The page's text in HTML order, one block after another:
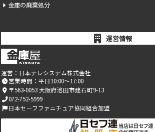
運営情報
運営： 日本テレシステム株式会社
営業時間：平日10:00～17:00
〒563-0053 大阪府池田市建石町9-13
072-752-5999
日本セーフファニチュア協同組合加盟
金庫の廃棄処分